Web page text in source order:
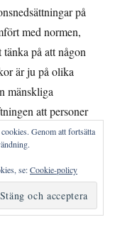
på
med normen,
på att någon
är ju på olika
mänskliga
att personer
så
tydligt de olika
hantera.
Genom att fortsätta
se:Cookie-policy